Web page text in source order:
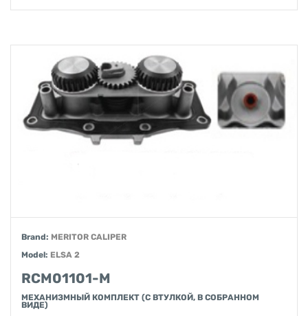
Brand: MERITOR CALIPER
Model: ELSA 2
RCM01101-M
МЕХАНИЗМНЫЙ КОМПЛЕКТ (С ВТУЛКОЙ, В СОБРАННОМ
ВИДЕ)